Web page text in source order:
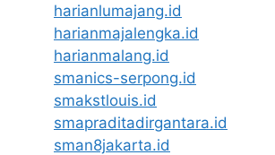
harianlumajang.id
harianmajalengka.id
harianmalang.id
smanics-serpong.id
smakstlouis.id
smapraditadirgantara.id
sman8jakarta.id